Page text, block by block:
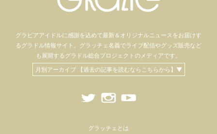
グラビアアイドルに感謝を込めて最新＆オリジナルニュースをお届けす
るグラドル情報サイト。 グラッチェ名義でライブ配信やグッズ販売など
も 展開するグラドル総合プロジェクトのメディアです。
月別アーカイブ 【過去の記事を読むならこちらから】▼
グラッチェとは